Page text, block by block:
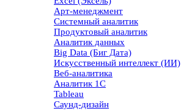
Арт-менеджмент
Системный аналитик
Продуктовый аналитик
Аналитик данных
Big Data (Биг Дата)
Искусственный интеллект (ИИ)
Веб-аналитика
Аналитик 1С
Tableau
Саунд-дизайн